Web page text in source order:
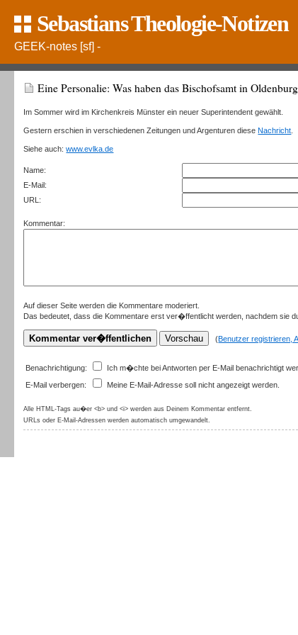
Sebastians Theologie-Notizen
GEEK-notes [sf] -
Eine Personalie: Was haben das Bischofsamt in
Im Sommer wird im Kirchenkreis Münster ein neuer Superintendent gewählt.
Gestern erschien in verschiedenen Zeitungen und Argenturen diese Nachricht
Siehe auch:www.evlka.de
Name:
E-Mail:
URL:
Kommentar:
Auf dieser Seite werden die Kommentare moderiert.
Das bedeutet, dass die Kommentare erst ver�ffentlicht werden, nachdem sie
(Benutzer registrieren,
Benachrichtigung:
Ich m�chte bei Antworten per E-Mail benachrichtigt
E-Mail verbergen:
Meine E-Mail-Adresse soll nicht angezeigt werden.
Alle HTML-Tags au�er <b> und <i> werden aus Deinem Kommentar entfernt.
URLs oder E-Mail-Adressen werden automatisch umgewandelt.